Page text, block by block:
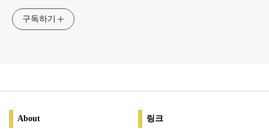
구독하기
About 링크